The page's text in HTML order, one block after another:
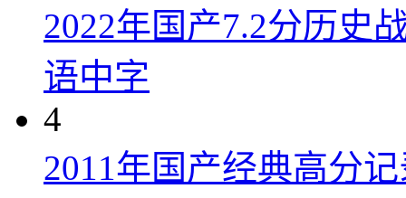
2022年国产7.2分历史
语中字
4
2011年国产经典高分